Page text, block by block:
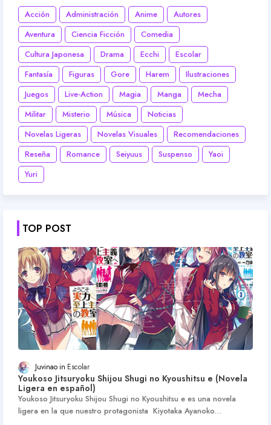
Acción Administración Anime
Autores
Aventura
Ciencia Ficción
Comedia
Cultura Japonesa
Drama Ecchi
Escolar
Fantasía
Figuras Gore Harem
Ilustraciones
Juegos
Live-Action Magia Manga
Mecha
Militar
Misterio Música
Noticias
Novelas Ligeras
Novelas Visuales
Recomendaciones
Reseña
Romance Seiyuus Suspenso
Yaoi
Yuri
TOP POST
Juvinao Escolar
Youkoso Jitsuryoku Shijou Shugi no Kyoushitsu e (Novela
Ligera en español)
Youkoso Jitsuryoku Shijou Shugi no Kyoushitsu e es una novela
ligera en la que nuestro protagonista Kiyotaka Ayanoko…